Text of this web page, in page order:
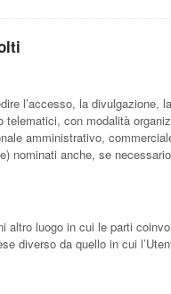
l’accesso, la
con modalità
amministrativo,
nominati anche, se
luogo in cui le parti
diverso da quello in cui